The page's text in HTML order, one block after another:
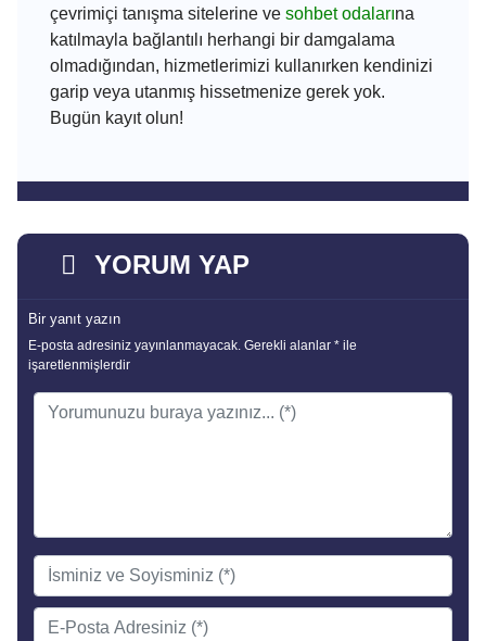
çevrimiçi tanışma sitelerine ve sohbet odalarına
katılmayla bağlantılı herhangi bir damgalama
olmadığından, hizmetlerimizi kullanırken kendinizi
garip veya utanmış hissetmenize gerek yok.
Bugün kayıt olun!
YORUM YAP
Bir yanıt yazın
E-posta adresiniz yayınlanmayacak. Gerekli alanlar * ile
işaretlenmişlerdir